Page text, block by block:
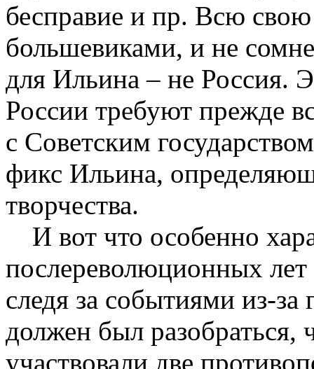
бесправие и пр. Всю
большевиками, и не
для Ильина – не Россия.
России требуют прежде
с Советским
фикс Ильина,
творчества.
И вот что особенно
послереволюционных лет
следя за событиями из-
должен был разобраться,
участвовали две